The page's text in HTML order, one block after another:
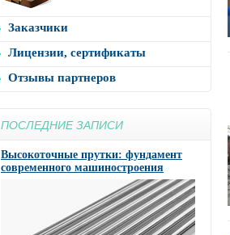
Заказчики
Лицензии, сертификаты
Отзывы партнеров
ПОСЛЕДНИЕ ЗАПИСИ
Высокоточные прутки: фундамент
современного машиностроения